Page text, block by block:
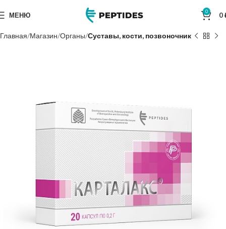
МЕНЮ 0 0
Главная Магазин Органы Суставы, кости, позвоночник